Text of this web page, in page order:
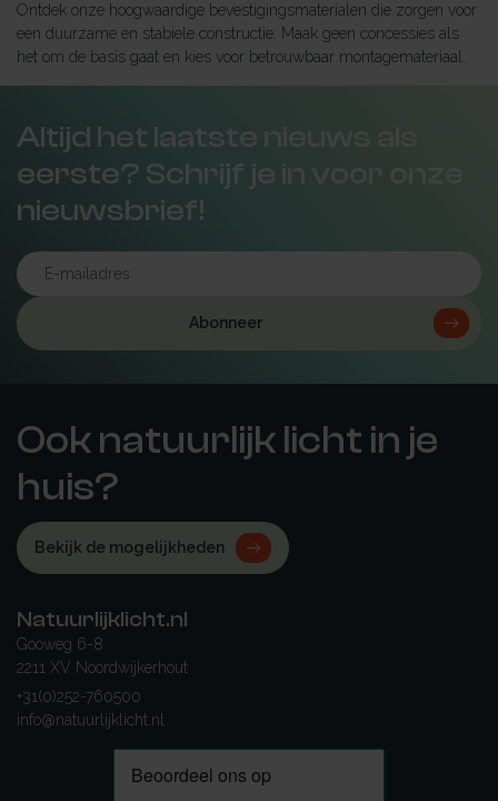
Ontdek onze hoogwaardige bevestigingsmaterialen die zorgen voor
een duurzame en stabiele constructie. Maak geen concessies als
het om de basis gaat en kies voor betrouwbaar montagemateriaal.
Altijd het laatste nieuws als
eerste? Schrijf je in voor onze
nieuwsbrief!
Abonneer
Ook natuurlijk licht in je
huis?
Bekijk de mogelijkheden
Natuurlijklicht.nl
Gooweg 6-8
2211 XV Noordwijkerhout
+31(0)252-760500
info@natuurlijklicht.nl